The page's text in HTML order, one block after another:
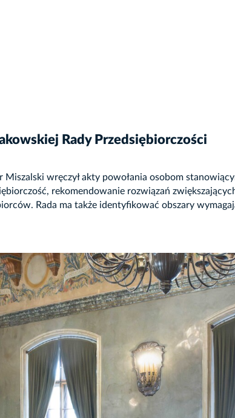
Rady Przedsiębiorczości
wręczył akty powołania osobom
rekomendowanie rozwiązań
Rada ma także identyfikować obszary